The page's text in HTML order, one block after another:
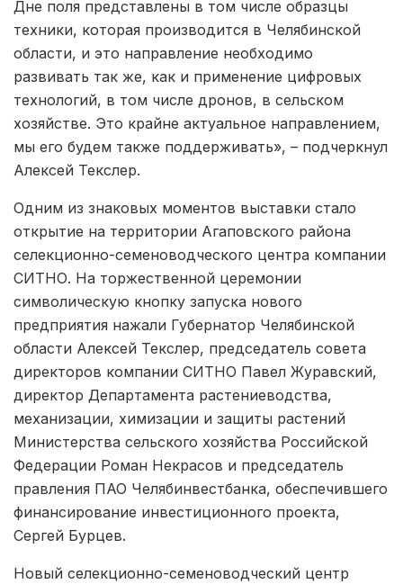
Дне поля представлены в том числе образцы
техники, которая производится в Челябинской
области, и это направление необходимо
развивать так же, как и применение цифровых
технологий, в том числе дронов, в сельском
хозяйстве. Это крайне актуальное направлением,
мы его будем также поддерживать», – подчеркнул
Алексей Текслер.
Одним из знаковых моментов выставки стало
открытие на территории Агаповского района
селекционно-семеноводческого центра компании
СИТНО. На торжественной церемонии
символическую кнопку запуска нового
предприятия нажали Губернатор Челябинской
области Алексей Текслер, председатель совета
директоров компании СИТНО Павел Журавский,
директор Департамента растениеводства,
механизации, химизации и защиты растений
Министерства сельского хозяйства Российской
Федерации Роман Некрасов и председатель
правления ПАО Челябинвестбанка, обеспечившего
финансирование инвестиционного проекта,
Сергей Бурцев.
Новый селекционно-семеноводческий центр